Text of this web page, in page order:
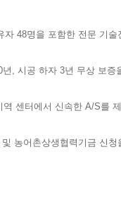
48명을 포함한 전문 기술
, 시공 하자 3년 무상 보증
센터에서 신속한 A/S를
농어촌상생협력기금 신청